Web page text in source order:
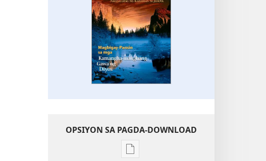
OPSIYON SA PAGDA-DOWNLOAD
Opsiyon